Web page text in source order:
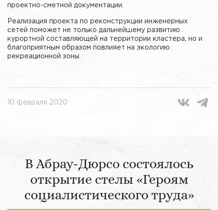
проектно-сметной документации.
Реализация проекта по реконструкции инженерных
сетей поможет не только дальнейшему развитию
курортной составляющей на территории кластера, но и
благоприятным образом повлияет на экологию
рекреационной зоны.
10 февраля 2020
В Абрау-Дюрсо состоялось
открытие стелы «Героям
социалистического труда»